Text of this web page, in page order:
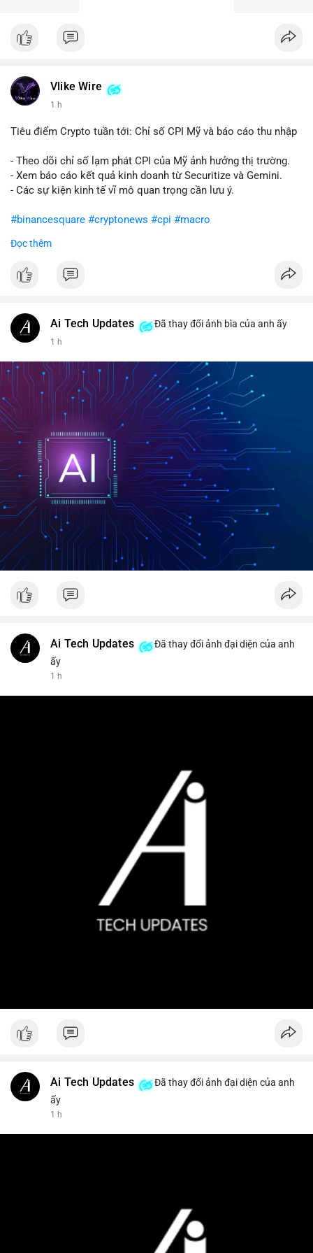
Vlike Wire
1 h
Tiêu điểm Crypto tuần tới: Chỉ số CPI Mỹ và báo cáo thu nhập
- Theo dõi chỉ số lạm phát CPI của Mỹ ảnh hưởng thị trường.
- Xem báo cáo kết quả kinh doanh từ Securitize và Gemini.
- Các sự kiện kinh tế vĩ mô quan trọng cần lưu ý.
#binancesquare #cryptonews #cpi #macro
$btc $eth
#vlikevn #titanbot
Đọc thêm
Ai Tech Updates Đã thay đổi ảnh bìa của anh ấy
1 h
Ai Tech Updates
Đã thay đổi ảnh đại diện của anh
ấy
1 h
Ai Tech Updates
Đã thay đổi ảnh đại diện của anh
ấy
1 h